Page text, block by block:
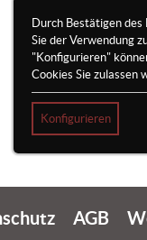
Durch Bestätigen
Sie der Verwendung
"Konfigurieren"
Cookies Sie zulassen
Konfigurieren
AGB